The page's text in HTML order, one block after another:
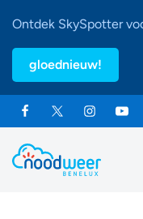
Ontdek SkySpotter
gloednieuw!